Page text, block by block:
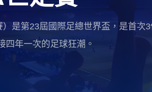
是第23屆國際足總世界盃，是首次
四年一次的足球狂潮。